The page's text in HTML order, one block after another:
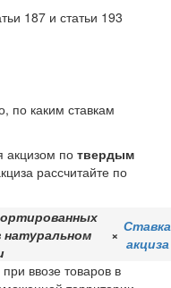
187 и статьи 193
по каким ставкам
акцизом по твердым
рассчитайте по
натуральном
× Ставка
акциза
ввозе товаров в